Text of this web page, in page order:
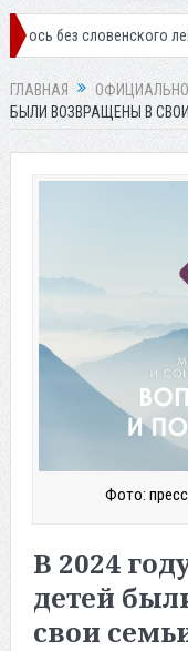
легионера
ГЛАВНАЯ ОФИЦИАЛЬНО
БЫЛИ ВОЗВРАЩЕНЫ В
Фото:
В 2024
детей
свои